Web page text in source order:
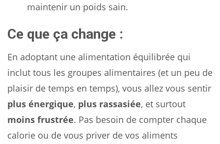
maintenir un poids sain.
Ce que ça change :
En adoptant une alimentation équilibrée qui
inclut tous les groupes alimentaires (et un peu de
plaisir de temps en temps), vous allez vous sentir
plus énergique, plus rassasiée, et surtout
moins frustrée. Pas besoin de compter chaque
calorie ou de vous priver de vos aliments